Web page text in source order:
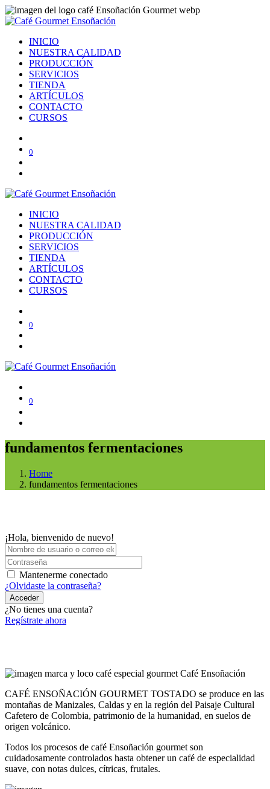
INICIO
NUESTRA CALIDAD
PRODUCCIÓN
SERVICIOS
TIENDA
ARTÍCULOS
CONTACTO
CURSOS
0
INICIO
NUESTRA CALIDAD
PRODUCCIÓN
SERVICIOS
TIENDA
ARTÍCULOS
CONTACTO
CURSOS
0
0
fundamentos fermentaciones
Home
fundamentos fermentaciones
¡Hola, bienvenido de nuevo!
Mantenerme conectado
¿Olvidaste la contraseña?
Acceder
¿No tienes una cuenta?
Regístrate ahora
CAFÉ ENSOÑACIÓN GOURMET TOSTADO se produce en las
montañas de Manizales, Caldas y en la región del Paisaje Cultural
Cafetero de Colombia, patrimonio de la humanidad, en suelos de
origen volcánico.
Todos los procesos de café Ensoñación gourmet son
cuidadosamente controlados hasta obtener un café de especialidad
suave, con notas dulces, cítricas, frutales.